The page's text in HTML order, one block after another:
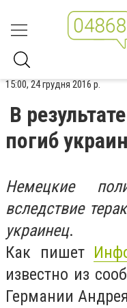
15:00, 24 грудня 2016 р.
В
погиб
Немецкие
вследствие
украинец.
Как пишет
известно из
Германии